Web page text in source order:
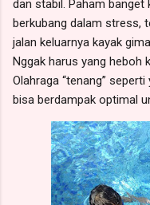
dan stabil. Paham banget
berkubang dalam stress,
jalan keluarnya kayak
Nggak harus yang heboh
Olahraga “tenang”
bisa berdampak optimal